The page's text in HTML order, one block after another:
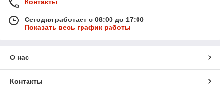
Контакты
Сегодня работает с 08:00 до 17:00
Показать весь график работы
О нас
Контакты